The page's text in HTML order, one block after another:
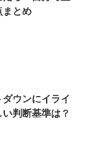
まとめ
ウンにイライ
判断基準は？